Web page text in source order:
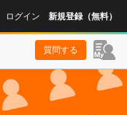
ログイン 新規登録（無料）
質問する